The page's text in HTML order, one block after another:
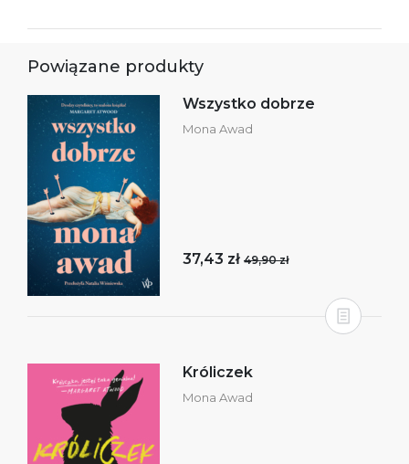
Powiązane produkty
Wszystko dobrze
Mona Awad
37,43 zł 49,90 zł
Króliczek
Mona Awad